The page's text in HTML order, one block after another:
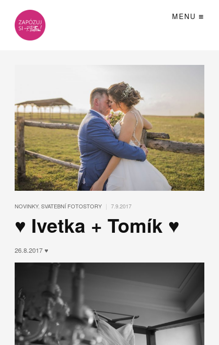
MENU
NOVINKY, SVATEBNÍ FOTOSTORY | 7.9.2017
♥ Ivetka + Tomík ♥
26.8.2017 ♥